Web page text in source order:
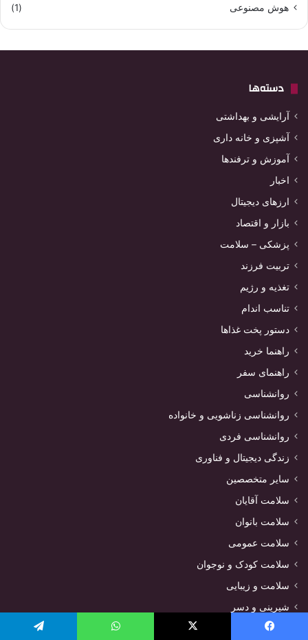
هوش مصنوعی
(1)
دسته‌ها
آرایشی و بهداشتی
آشپزی و خانه داری
آموزش و ترفندها
اخبار
ارزهای دیجیتال
بازار و اقتصاد
پزشکی – سلامت
تربیت فرزند
تغذیه و رژیم
تناسب اندام
دستور پخت غذاها
راهنما خرید
راهنمای سفر
روانشناسی
روانشناسی زناشویی و خانواده
روانشناسی فردی
زندگی دیجیتال و فناوری
سایر متخصصین
سلامت آقایان
سلامت بانوان
سلامت عمومی
سلامت کودک و نوجوان
سلامت و زیبایی
شیرینی و دسر
غذا های گیاهی